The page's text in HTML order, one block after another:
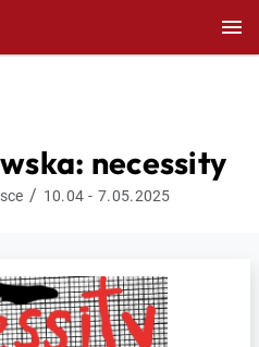
necessity
/ 10.04 - 7.05.2025